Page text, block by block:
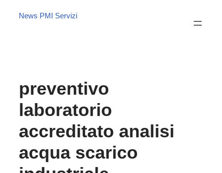
News PMI Servizi
preventivo
laboratorio
accreditato analisi
acqua scarico